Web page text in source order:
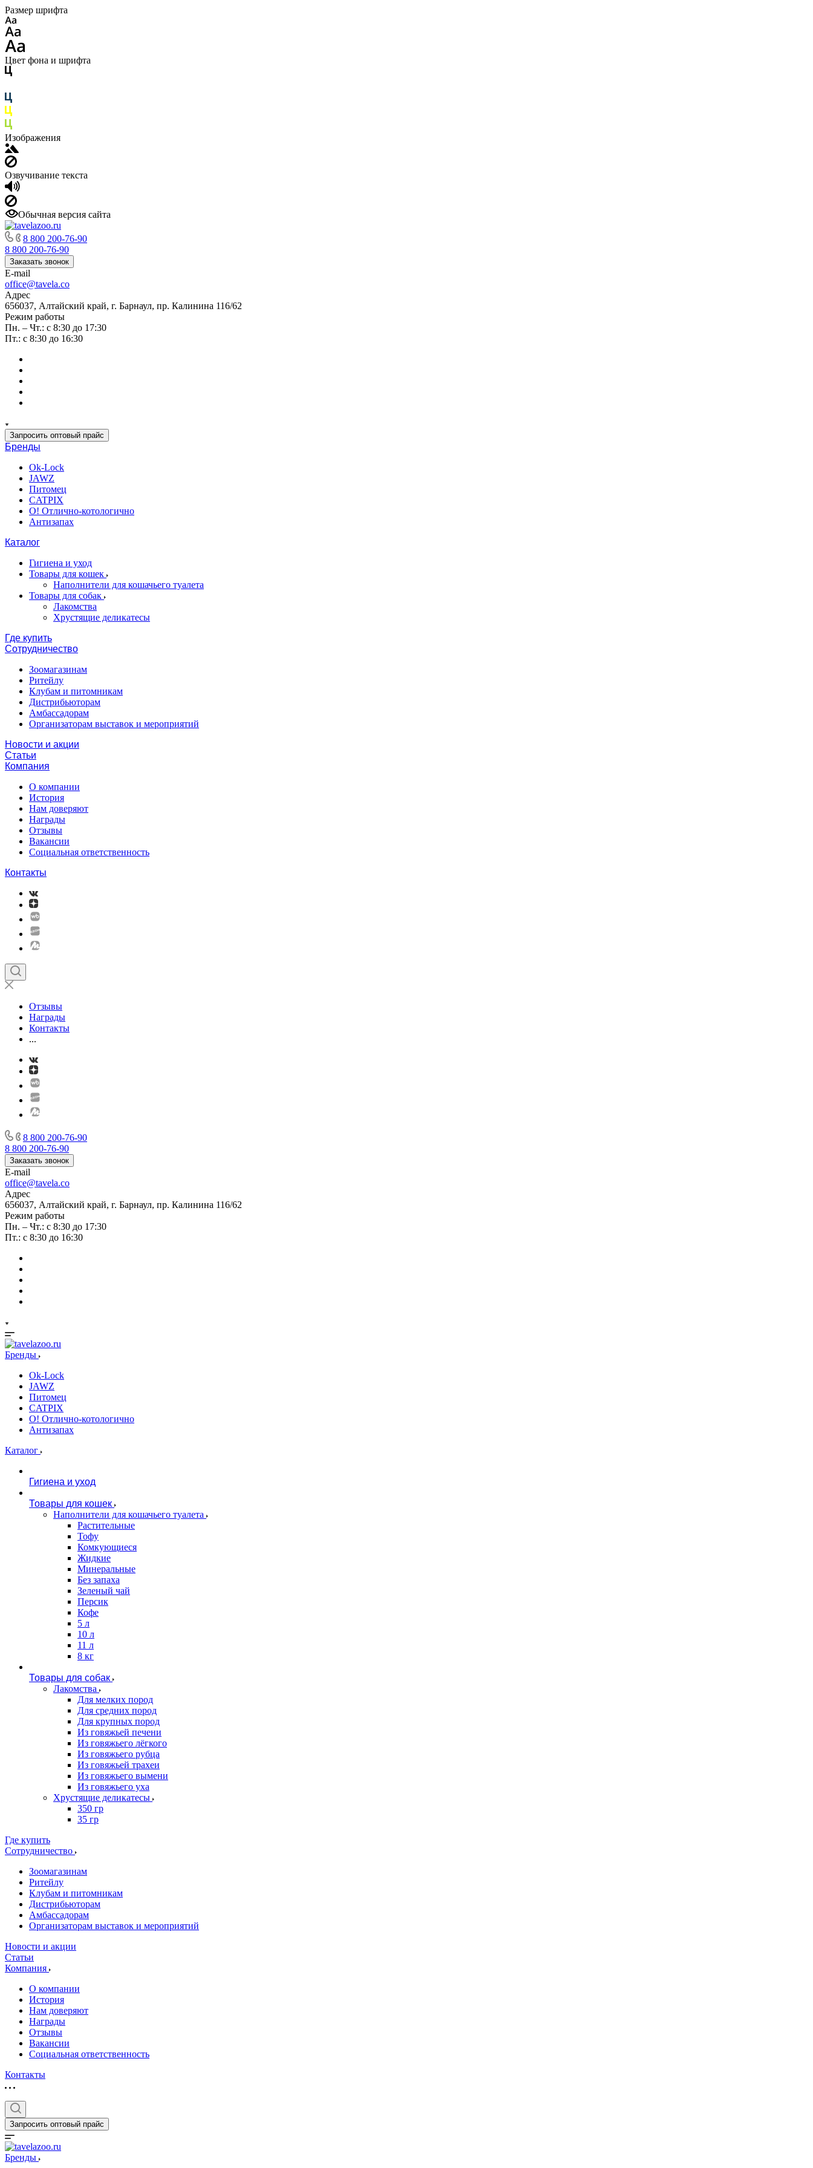
Размер шрифта
Цвет фона и шрифта
Изображения
Озвучивание текста
Обычная версия сайта
8 800 200-76-90
8 800 200-76-90
Заказать звонок
E-mail
office@tavela.co
Адрес
656037, Алтайский край, г. Барнаул, пр. Калинина 116/62
Режим работы
Пн. – Чт.: с 8:30 до 17:30
Пт.: с 8:30 до 16:30
Запросить оптовый прайс
Бренды
Ok-Lock
JAWZ
Питомец
CATPIX
О! Отлично-котологично
Антизапах
Каталог
Гигиена и уход
Товары для кошек
Наполнители для кошачьего туалета
Товары для собак
Лакомства
Хрустящие деликатесы
Где купить
Сотрудничество
Зоомагазинам
Ритейлу
Клубам и питомникам
Дистрибьюторам
Амбассадорам
Организаторам выставок и мероприятий
Новости и акции
Статьи
Компания
О компании
История
Нам доверяют
Награды
Отзывы
Вакансии
Социальная ответственность
Контакты
Отзывы
Награды
Контакты
...
8 800 200-76-90
8 800 200-76-90
Заказать звонок
E-mail
office@tavela.co
Адрес
656037, Алтайский край, г. Барнаул, пр. Калинина 116/62
Режим работы
Пн. – Чт.: с 8:30 до 17:30
Пт.: с 8:30 до 16:30
Бренды
Ok-Lock
JAWZ
Питомец
CATPIX
О! Отлично-котологично
Антизапах
Каталог
Гигиена и уход
Товары для кошек
Наполнители для кошачьего туалета
Растительные
Тофу
Комкующиеся
Жидкие
Минеральные
Без запаха
Зеленый чай
Персик
Кофе
5 л
10 л
11 л
8 кг
Товары для собак
Лакомства
Для мелких пород
Для средних пород
Для крупных пород
Из говяжьей печени
Из говяжьего лёгкого
Из говяжьего рубца
Из говяжьей трахеи
Из говяжьего вымени
Из говяжьего уха
Хрустящие деликатесы
350 гр
35 гр
Где купить
Сотрудничество
Зоомагазинам
Ритейлу
Клубам и питомникам
Дистрибьюторам
Амбассадорам
Организаторам выставок и мероприятий
Новости и акции
Статьи
Компания
О компании
История
Нам доверяют
Награды
Отзывы
Вакансии
Социальная ответственность
Контакты
Запросить оптовый прайс
Бренды